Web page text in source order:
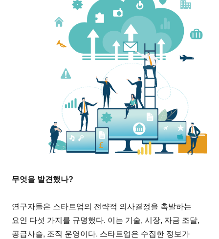
무엇을 발견했나?
연구자들은 스타트업의 전략적 의사결정을 촉발하는
요인 다섯 가지를 규명했다. 이는 기술, 시장, 자금 조달,
공급사슬, 조직 운영이다. 스타트업은 수집한 정보가